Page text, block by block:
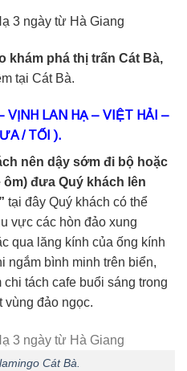
khám phá thị trấn Cát Bà,
tại Cát Bà.
VỊNH LAN HẠ – VIỆT HẢI –
/ TỐI ).
nên dậy sớm đi bộ hoặc
đưa Quý khách lên
tại đây Quý khách có thể
vực các hòn đảo xung
qua lăng kính của ống kính
ngắm bình minh trên biển,
tách cafe buổi sáng trong
vùng đảo ngọc.
Cát Bà.